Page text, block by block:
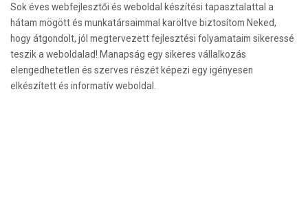
Sok éves webfejlesztői és weboldal készítési tapasztalattal a
hátam mögött és munkatársaimmal karöltve biztosítom Neked,
hogy átgondolt, jól megtervezett fejlesztési folyamataim sikeressé
teszik a weboldalad! Manapság egy sikeres vállalkozás
elengedhetetlen és szerves részét képezi egy igényesen
elkészített és informatív weboldal.